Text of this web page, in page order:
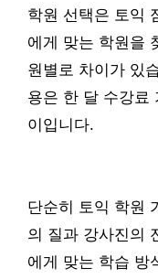
학원 선택은 토익
에게 맞는 학원을
원별로 차이가 있
용은 한 달 수강료
이입니다.
단순히 토익 학원
의 질과 강사진의
에게 맞는 학습 방